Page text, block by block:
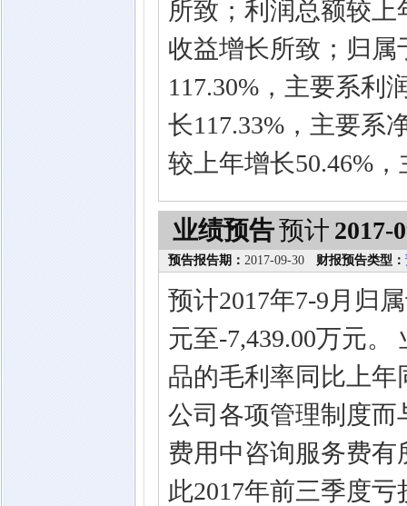
所致；利润总额较上
收益增长所致；归
117.30%，主要系利
长117.33%，主要系
较上年增长50.46%
业绩预告预计 2017-
预告报告期： 2017-09-30 财报预告类型：
预计2017年7-9月归
元至-7,439.00万元
品的毛利率同比上
公司各项管理制度
费用中咨询服务费
此2017年前三季度